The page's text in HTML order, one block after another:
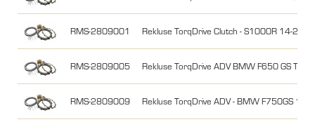
RMS-2809001 Rekluse TorqDrive Clutch - S1000R 14-
RMS-2809005 Rekluse TorqDrive ADV BMW F650 GS
RMS-2809009 Rekluse TorqDrive ADV - BMW F750GS